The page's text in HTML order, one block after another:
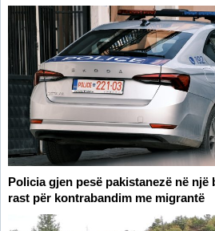
Policia gjen pesë pakistanezë në një
rast për kontrabandim me migrantë